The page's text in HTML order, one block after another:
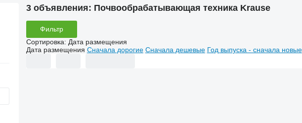
3 объявления: Почвообрабатывающая техника Krause
Фильтр
Сортировка: Дата размещения
Дата размещения Сначала дорогие Сначала дешевые Год выпуска - сначала новые